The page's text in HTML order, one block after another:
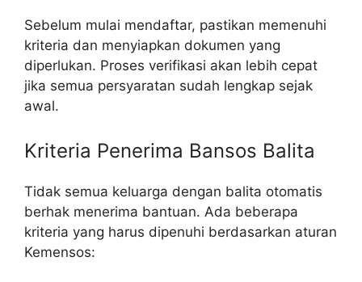
Sebelum mulai mendaftar, pastikan memenuhi
kriteria dan menyiapkan dokumen yang
diperlukan. Proses verifikasi akan lebih cepat
jika semua persyaratan sudah lengkap sejak
awal.
Kriteria Penerima Bansos Balita
Tidak semua keluarga dengan balita otomatis
berhak menerima bantuan. Ada beberapa
kriteria yang harus dipenuhi berdasarkan aturan
Kemensos: